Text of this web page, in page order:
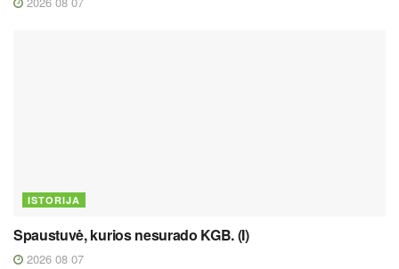
ISTORIJA
Spaustuvė, kurios nesurado KGB. (I)
2026 08 07